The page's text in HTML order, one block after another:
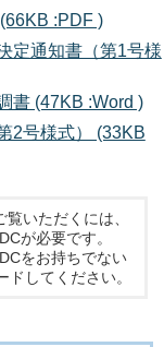
:PDF )
定通知書（第1号様
書 (47KB :Word )
2号様式） (33KB
いただくには、
が必要です。
をお持ちでない
してください。